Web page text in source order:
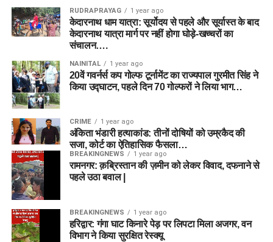
RUDRAPRAYAG 1 year ago
केदारनाथ धाम यात्रा: सूर्योदय से पहले और सूर्यास्त के बाद
केदारनाथ यात्रा मार्ग पर नहीं होगा घोड़े-खच्चरों का
संचालन….
NAINITAL 1 year ago
20वें गवर्नर्स कप गोल्फ टूर्नामेंट का राज्यपाल गुरमीत सिंह ने
किया उद्घाटन, पहले दिन 70 गोल्फरों ने लिया भाग…
CRIME 1 year ago
अंकिता भंडारी हत्याकांड: तीनों दोषियों को उम्रकैद की
सजा, कोर्ट का ऐतिहासिक फैसला…
BREAKINGNEWS 1 year ago
रामनगर: क़ब्रिस्तान की ज़मीन को लेकर विवाद, दफनाने से
पहले उठा बवाल |
BREAKINGNEWS 1 year ago
हरिद्वार: गंगा घाट किनारे पेड़ पर लिपटा मिला अजगर, वन
विभाग ने किया सुरक्षित रेस्क्यू